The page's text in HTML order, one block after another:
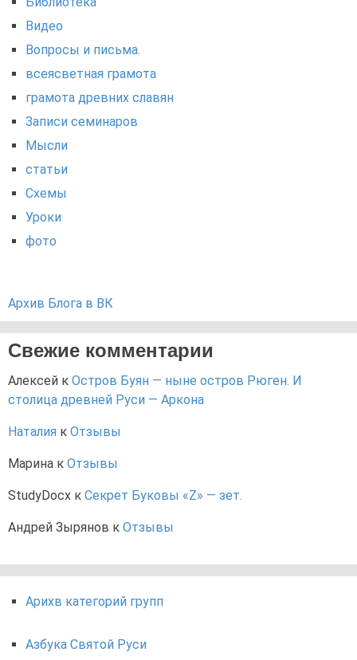
Видео
Вопросы и письма.
всеясветная грамота
грамота древних славян
Записи семинаров
Мысли
статьи
Схемы
Уроки
фото
Архив Блога в ВК
Свежие комментарии
Алексей к Остров Буян — ныне остров Рюген. И
столица древней Руси — Аркона
Наталия к Отзывы
Марина к Отзывы
StudyDocx к Секрет Буковы «Z» — зет.
Андрей Зырянов к Отзывы
Арихв категорий групп
Азбука Святой Руси